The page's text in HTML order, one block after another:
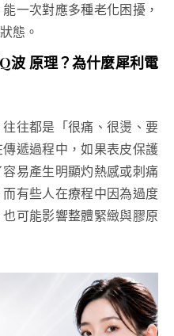
一次對應多種老化困擾，
態。
波 原理？為什麼犀利電
往都是「很痛、很燙、要
遞過程中，如果表皮保護
易產生明顯灼熱感或刺痛
有些人在療程中因為過度
可能影響整體緊緻與膠原